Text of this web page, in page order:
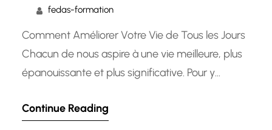
fedas-formation
Comment Améliorer Votre Vie de Tous les Jours
Chacun de nous aspire à une vie meilleure, plus
épanouissante et plus significative. Pour y
constamment des moyens d’améliorer
Continue Reading